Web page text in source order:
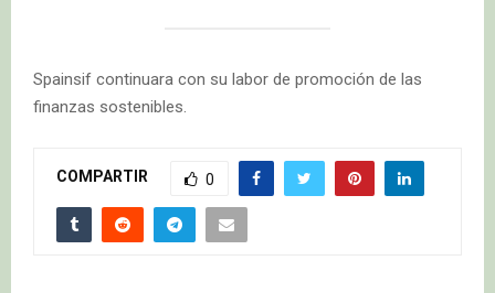
Spainsif continuara con su labor de promoción de las
finanzas sostenibles.
COMPARTIR 0